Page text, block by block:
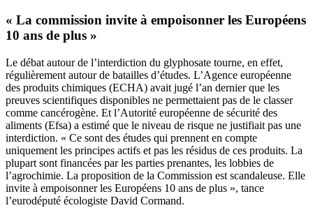
« La commission invite à empoisonner les Européens
10 ans de plus »
Le débat autour de l’interdiction du glyphosate tourne, en effet,
régulièrement autour de batailles d’études. L’Agence européenne
des produits chimiques (ECHA) avait jugé l’an dernier que les
preuves scientifiques disponibles ne permettaient pas de le classer
comme cancérogène. Et l’Autorité européenne de sécurité des
aliments (Efsa) a estimé que le niveau de risque ne justifiait pas une
interdiction. « Ce sont des études qui prennent en compte
uniquement les principes actifs et pas les résidus de ces produits. La
plupart sont financées par les parties prenantes, les lobbies de
l’agrochimie. La proposition de la Commission est scandaleuse. Elle
invite à empoisonner les Européens 10 ans de plus », tance
l’eurodéputé écologiste David Cormand.